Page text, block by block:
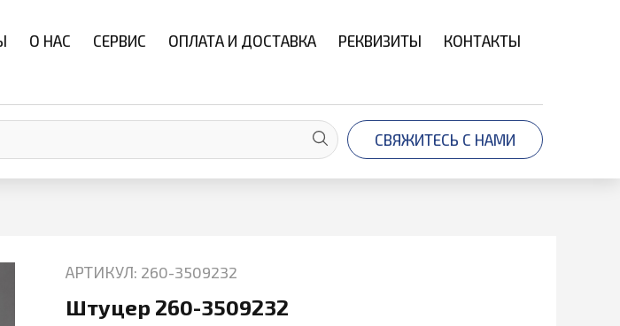
О НАС СЕРВИС ОПЛАТА И ДОСТАВКА РЕКВИЗИТЫ КОНТАКТЫ
СВЯЖИТЕСЬ С НАМИ
АРТИКУЛ: 260-3509232
Штуцер 260-3509232